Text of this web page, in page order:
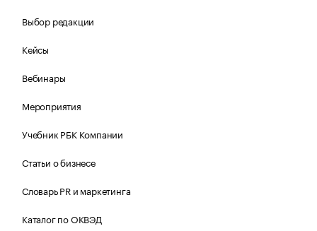
Выбор редакции
Кейсы
Вебинары
Мероприятия
Учебник РБК Компании
Статьи о бизнесе
Словарь PR и маркетинга
Каталог по ОКВЭД